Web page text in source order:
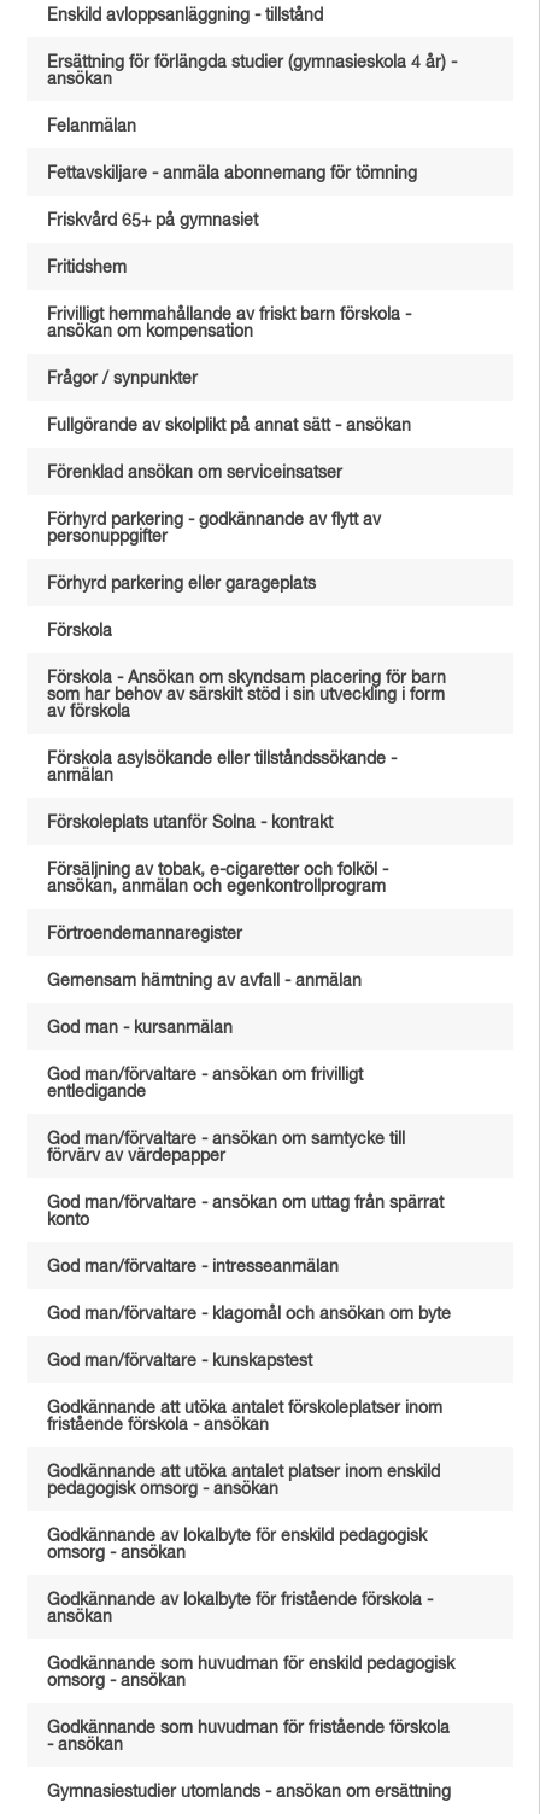
Enskild avloppsanläggning - tillstånd
Ersättning för förlängda studier (gymnasieskola 4 år) -
ansökan
Felanmälan
Fettavskiljare - anmäla abonnemang för tömning
Friskvård 65+ på gymnasiet
Fritidshem
Frivilligt hemmahållande av friskt barn förskola -
ansökan om kompensation
Frågor / synpunkter
Fullgörande av skolplikt på annat sätt - ansökan
Förenklad ansökan om serviceinsatser
Förhyrd parkering - godkännande av flytt av
personuppgifter
Förhyrd parkering eller garageplats
Förskola
Förskola - Ansökan om skyndsam placering för barn
som har behov av särskilt stöd i sin utveckling i form
av förskola
Förskola asylsökande eller tillståndssökande -
anmälan
Förskoleplats utanför Solna - kontrakt
Försäljning av tobak, e-cigaretter och folköl -
ansökan, anmälan och egenkontrollprogram
Förtroendemannaregister
Gemensam hämtning av avfall - anmälan
God man - kursanmälan
God man/förvaltare - ansökan om frivilligt
entledigande
God man/förvaltare - ansökan om samtycke till
förvärv av värdepapper
God man/förvaltare - ansökan om uttag från spärrat
konto
God man/förvaltare - intresseanmälan
God man/förvaltare - klagomål och ansökan om byte
God man/förvaltare - kunskapstest
Godkännande att utöka antalet förskoleplatser inom
fristående förskola - ansökan
Godkännande att utöka antalet platser inom enskild
pedagogisk omsorg - ansökan
Godkännande av lokalbyte för enskild pedagogisk
omsorg - ansökan
Godkännande av lokalbyte för fristående förskola -
ansökan
Godkännande som huvudman för enskild pedagogisk
omsorg - ansökan
Godkännande som huvudman för fristående förskola
- ansökan
Gymnasiestudier utomlands - ansökan om ersättning